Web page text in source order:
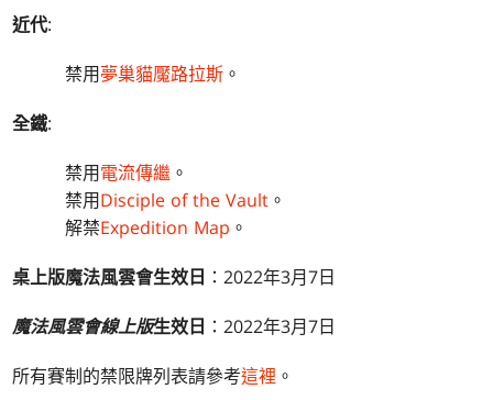
近代:
禁用夢巢貓魘路拉斯 。
全鐵:
禁用電流傳繼 。
禁用Disciple of the Vault 。
解禁Expedition Map 。
桌上版魔法風雲會生效日 ：2022年3月7日
魔法風雲會線上版生效日 ：2022年3月7日
所有賽制的禁限牌列表請參考這裡 。